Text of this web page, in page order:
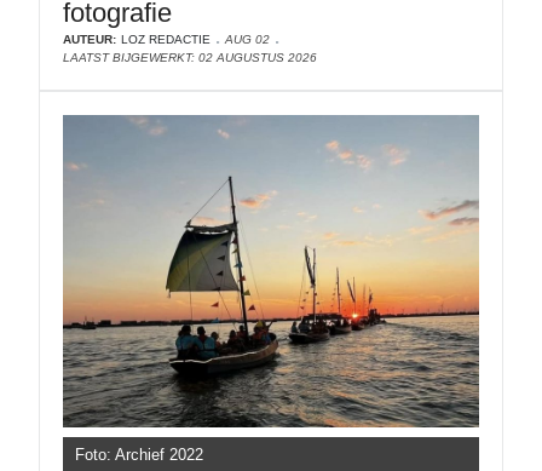
fotografie
AUTEUR: LOZ REDACTIE
AUG 02
LAATST BIJGEWERKT: 02 AUGUSTUS 2026
Foto: Archief 2022